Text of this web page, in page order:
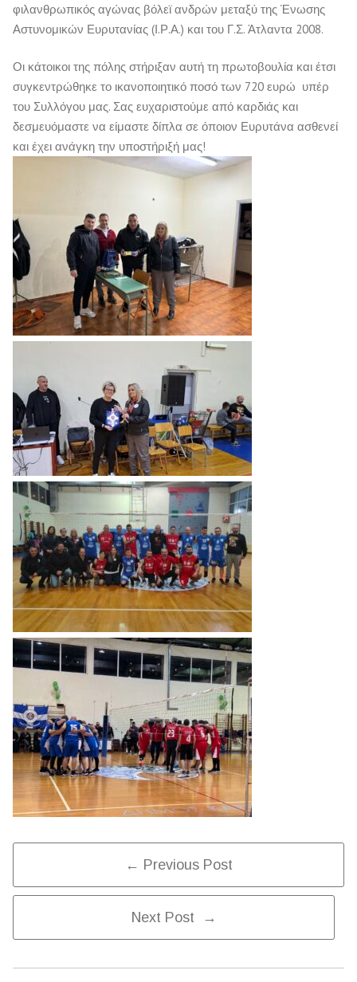
φιλανθρωπικός αγώνας βόλεϊ ανδρών μεταξύ της Ένωσης
Αστυνομικών Ευρυτανίας (Ι.Ρ.Α.) και του Γ.Σ. Άτλαντα 2008.
Οι κάτοικοι της πόλης στήριξαν αυτή τη πρωτοβουλία και έτσι
συγκεντρώθηκε το ικανοποιητικό ποσό των 720 ευρώ υπέρ
του Συλλόγου μας. Σας ευχαριστούμε από καρδιάς και
δεσμευόμαστε να είμαστε δίπλα σε όποιον Ευρυτάνα ασθενεί
και έχει ανάγκη την υποστήριξή μας!
Post
Navigation
← Previous Post
Next Post →